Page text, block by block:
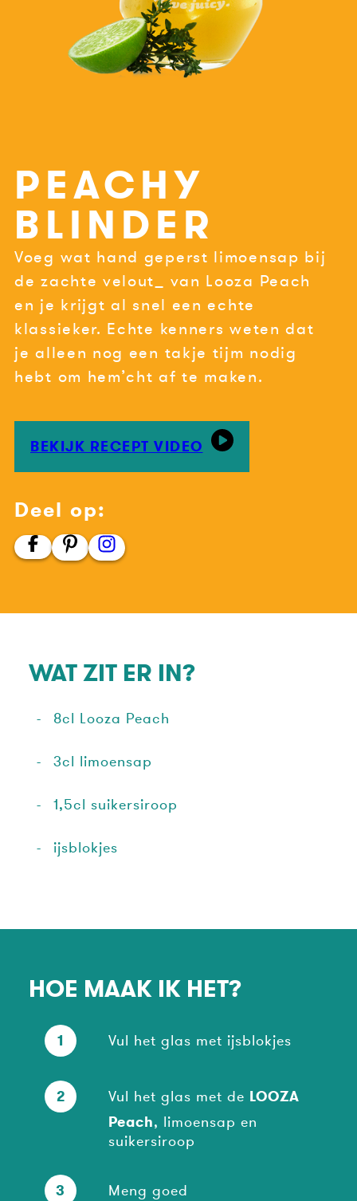
PEACHY
BLINDER
Voeg wat hand geperst limoensap bij
de zachte velout_ van Looza Peach
en je krijgt al snel een echte
klassieker. Echte kenners weten dat
je alleen nog een takje tijm nodig
hebt om hem’cht af te maken.
BEKIJK RECEPT VIDEO
Deel op:
WAT ZIT ER IN?
8cl Looza Peach
3cl limoensap
1,5cl suikersiroop
ijsblokjes
HOE MAAK IK HET?
1 Vul het glas met ijsblokjes
2 Vul het glas met de LOOZA
Peach, limoensap en
suikersiroop
3 Meng goed